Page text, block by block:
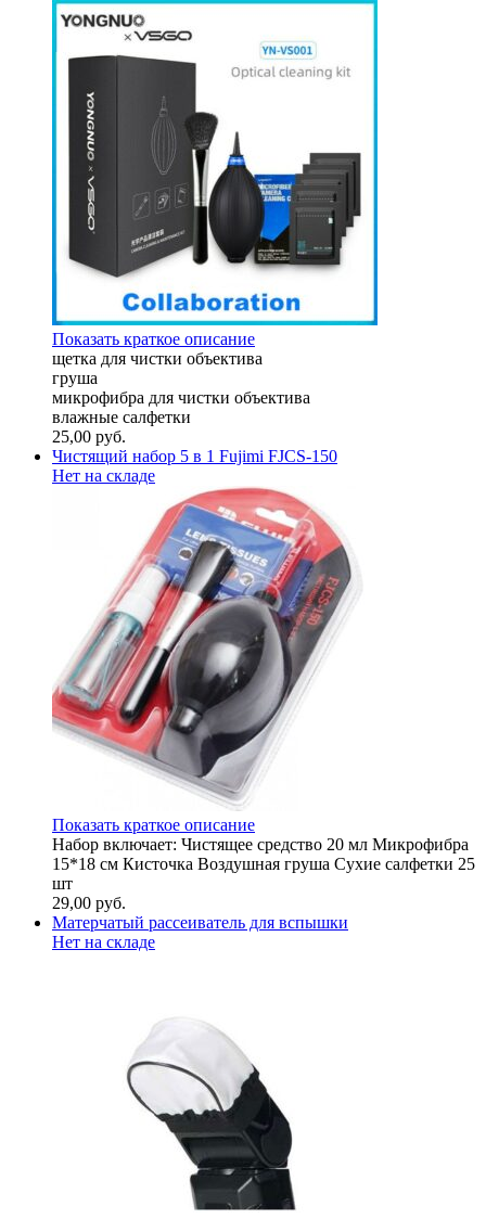
Показать краткое описание
щетка для чистки объектива
груша
микрофибра для чистки объектива
влажные салфетки
25,00 руб.
Чистящий набор 5 в 1 Fujimi FJCS-150
Нет на складе
Показать краткое описание
Набор включает: Чистящее средство 20 мл Микрофибра
15*18 см Кисточка Воздушная груша Сухие салфетки 25
шт
29,00 руб.
Матерчатый рассеиватель для вспышки
Нет на складе